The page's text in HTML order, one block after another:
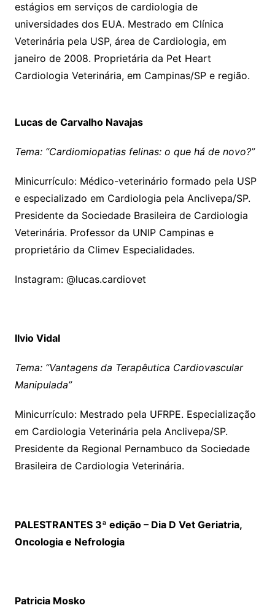
estágios em serviços de cardiologia de
universidades dos EUA. Mestrado em Clínica
Veterinária pela USP, área de Cardiologia, em
janeiro de 2008. Proprietária da Pet Heart
Cardiologia Veterinária, em Campinas/SP e região.
Lucas de Carvalho Navajas
Tema: “Cardiomiopatias felinas: o que há de novo?”
Minicurrículo: Médico-veterinário formado pela USP
e especializado em Cardiologia pela Anclivepa/SP.
Presidente da Sociedade Brasileira de Cardiologia
Veterinária. Professor da UNIP Campinas e
proprietário da Climev Especialidades.
Instagram: @lucas.cardiovet
Ilvio Vidal
Tema: “Vantagens da Terapêutica Cardiovascular
Manipulada”
Minicurrículo: Mestrado pela UFRPE. Especialização
em Cardiologia Veterinária pela Anclivepa/SP.
Presidente da Regional Pernambuco da Sociedade
Brasileira de Cardiologia Veterinária.
PALESTRANTES 3ª edição – Dia D Vet Geriatria,
Oncologia e Nefrologia
Patricia Mosko